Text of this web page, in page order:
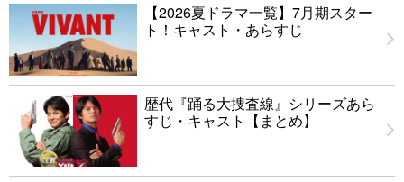
【2026夏ドラマ一覧】7月期スター
ト！キャスト・あらすじ
歴代『踊る大捜査線』シリーズあら
すじ・キャスト【まとめ】